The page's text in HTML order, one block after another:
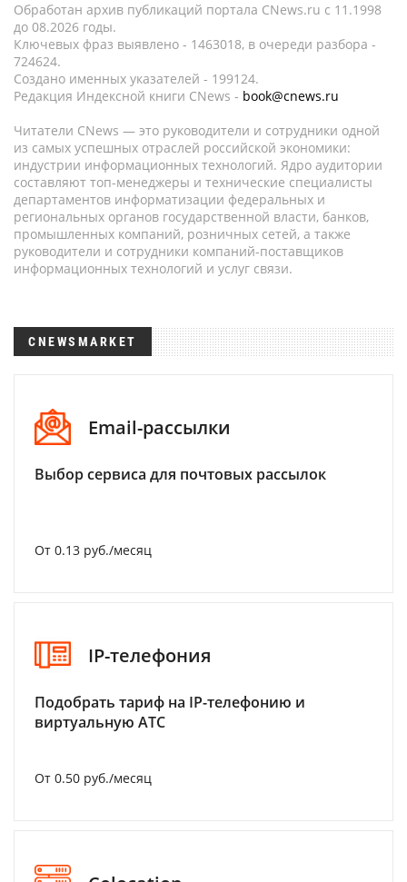
Обработан архив публикаций портала CNews.ru c 11.1998
до 08.2026 годы.
Ключевых фраз выявлено - 1463018, в очереди разбора -
724624.
Создано именных указателей - 199124.
Редакция Индексной книги CNews - book@cnews.ru
Читатели CNews — это руководители и сотрудники одной
из самых успешных отраслей российской экономики:
индустрии информационных технологий. Ядро аудитории
составляют топ-менеджеры и технические специалисты
департаментов информатизации федеральных и
региональных органов государственной власти, банков,
промышленных компаний, розничных сетей, а также
руководители и сотрудники компаний-поставщиков
информационных технологий и услуг связи.
CNEWSMARKET
Email-рассылки
Выбор сервиса для почтовых рассылок
От 0.13 руб./месяц
IP-телефония
Подобрать тариф на IP-телефонию и
виртуальную АТС
От 0.50 руб./месяц